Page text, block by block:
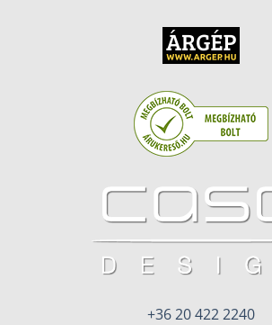
+36 20 422 2240